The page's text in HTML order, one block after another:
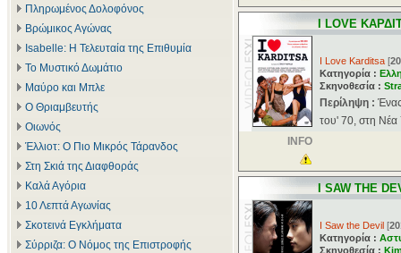
Πληρωμένος Δολοφόνος
Βρώμικος Αγώνας
Isabelle: Η Τελευταία της Επιθυμία
Το Μυστικό Δωμάτιο
Μαύρο και Μπλε
Ο Θριαμβευτής
Οιωνός
Έλλιοτ: Ο Πιο Μικρός Τάρανδος
Στη Σκιά της Διαφθοράς
Καλά Αγόρια
10 Λεπτά Αγωνίας
Σκοτεινά Εγκλήματα
Σύρριζα: Ο Νόμος της Επιστροφής
I LOVE
I Love Karditsa [
Κατηγορία :
Σκηνοθεσία :
Περίληψη :
του' 70, στη
INFO
I SAW THE
I Saw the Devil [
Κατηγορία :
Σκηνοθεσία :